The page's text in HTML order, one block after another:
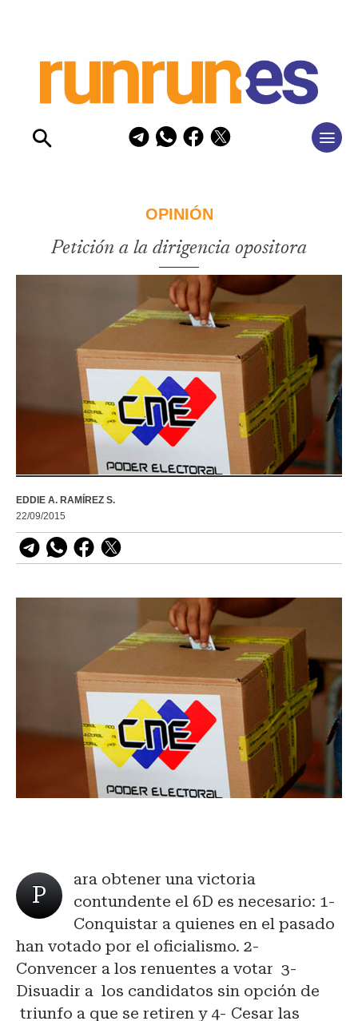
OPINIÓN
Petición a la dirigencia opositora
EDDIE A. RAMÍREZ S.
22/09/2015
P
ara obtener una victoria
contundente el 6D es necesario: 1-
Conquistar a quienes en el pasado
han votado por el oficialismo. 2-
Convencer a los renuentes a votar 3-
Disuadir a los candidatos sin opción de
triunfo a que se retiren y 4- Cesar las